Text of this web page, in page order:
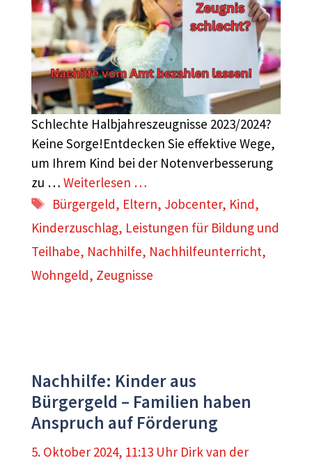
Schlechte Halbjahreszeugnisse 2023/2024?
Keine Sorge!Entdecken Sie effektive Wege,
um Ihrem Kind bei der Notenverbesserung
zu … Weiterlesen …
Schlagwörter
Bürgergeld, Eltern, Jobcenter, Kind,
Kinderzuschlag, Leistungen für Bildung und
Teilhabe, Nachhilfe, Nachhilfeunterricht,
Wohngeld, Zeugnisse
Nachhilfe: Kinder aus
Bürgergeld – Familien haben
Anspruch auf Förderung
5. Oktober 2024, 11:13 Uhr Dirk van der